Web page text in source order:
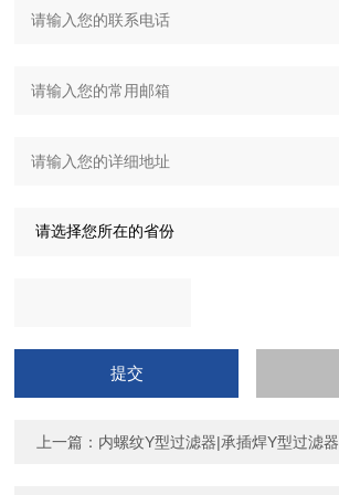
上一篇： 内螺纹Y型过滤器|承插焊Y型过滤器